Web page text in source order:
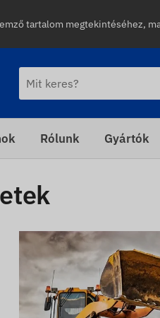
tartalom megtekintéséhez,
Rólunk Gyártók